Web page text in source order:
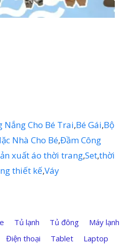
Nắng Cho Bé Trai,Bé Gái,Bộ
Nhà Cho Bé,Đầm Công
xuất áo thời trang,Set,thời
thiết kế,Váy
Tủ lạnh Tủ đông
Máy lạnh
Điện thoại Tablet
Laptop